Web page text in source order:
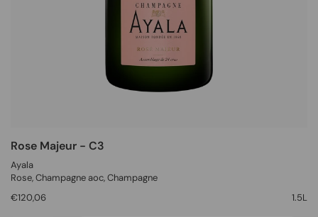
Rose Majeur - C3
Ayala
Rose, Champagne aoc,Champagne
€120,06
1.5L